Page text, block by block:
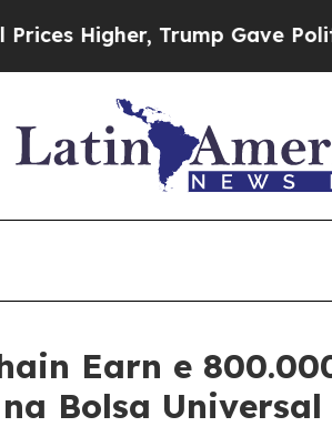
Trump Gave Politically
Earn e
Bolsa Universal